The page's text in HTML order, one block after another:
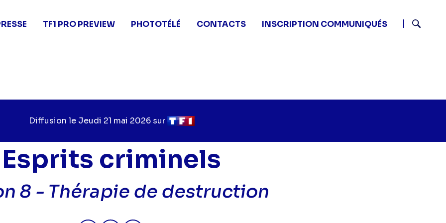
TF1 PRO PREVIEW PHOTOTÉLÉ CONTACTS
INSCRIPTION COMMUNIQUÉS
Diffusion le Jour
diffusion
Jeudi 21 mai 2026surChaîne
diffusion
Esprits criminels
8 - Thérapie de destruction